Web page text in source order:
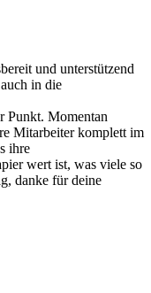
und unterstützend
in die
Punkt. Momentan
Mitarbeiter komplett im
ihre
wert ist, was viele so
danke für deine